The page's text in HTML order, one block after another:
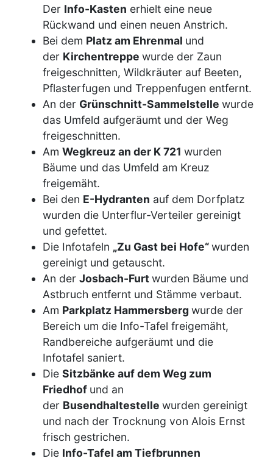
Der Info-Kasten erhielt eine neue
Rückwand und einen neuen Anstrich.
Bei dem Platz am Ehrenmal und
der Kirchentreppe wurde der Zaun
freigeschnitten, Wildkräuter auf Beeten,
Pflasterfugen und Treppenfugen entfernt.
An der Grünschnitt-Sammelstelle wurde
das Umfeld aufgeräumt und der Weg
freigeschnitten.
Am Wegkreuz an der K 721 wurden
Bäume und das Umfeld am Kreuz
freigemäht.
Bei den E-Hydranten auf dem Dorfplatz
wurden die Unterflur-Verteiler gereinigt
und gefettet.
Die Infotafeln „Zu Gast bei Hofe“wurden
gereinigt und getauscht.
An der Josbach-Furtwurden Bäume und
Astbruch entfernt und Stämme verbaut.
Am Parkplatz Hammersberg wurde der
Bereich um die Info-Tafel freigemäht,
Randbereiche aufgeräumt und die
Infotafel saniert.
Die Sitzbänke auf dem Weg zum
Friedhof und an
der Busendhaltestelle wurden gereinigt
und nach der Trocknung von Alois Ernst
frisch gestrichen.
Die Info-Tafel am Tiefbrunnen